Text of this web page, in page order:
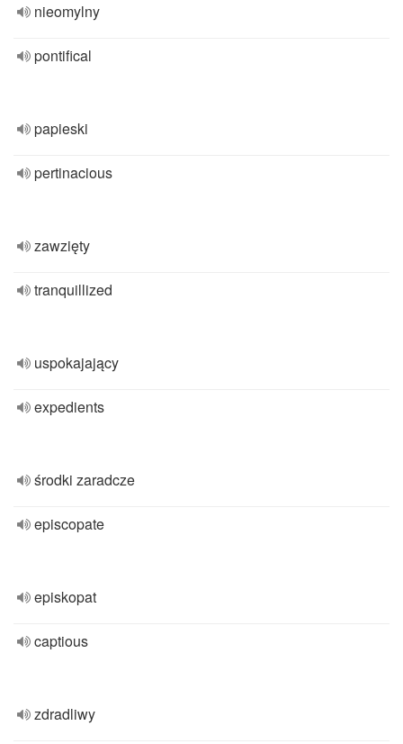
nieomylny
pontifical
papieski
pertinacious
zawzięty
tranquillized
uspokajający
expedients
środki zaradcze
episcopate
episkopat
captious
zdradliwy